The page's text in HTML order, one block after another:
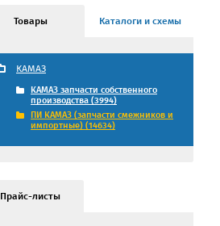
Товары Каталоги и схемы
КАМАЗ
КАМАЗ запчасти собственного
производства (3994)
ПИ КАМАЗ (запчасти смежников и
импортные) (14634)
Прайс-листы